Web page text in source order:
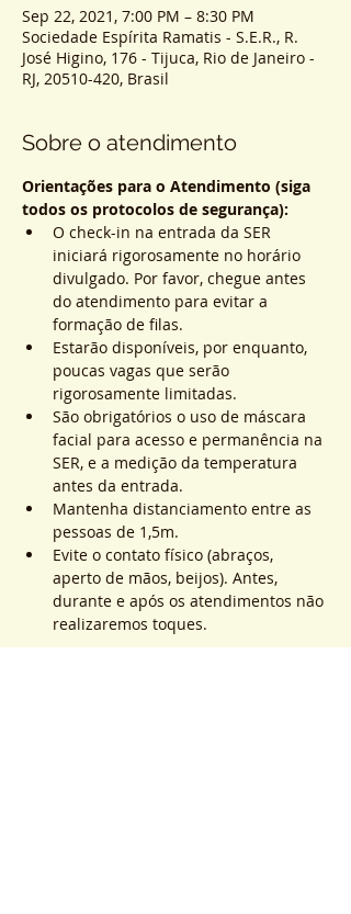
Sep 22, 2021, 7:00 PM – 8:30 PM
Sociedade Espírita Ramatis - S.E.R., R.
José Higino, 176 - Tijuca, Rio de Janeiro -
RJ, 20510-420, Brasil
Sobre o atendimento
Orientações para o Atendimento (siga
todos os protocolos de segurança):
O check-in na entrada da SER
iniciará rigorosamente no horário
divulgado. Por favor, chegue antes
do atendimento para evitar a
formação de filas.
Estarão disponíveis, por enquanto,
poucas vagas que serão
rigorosamente limitadas.
São obrigatórios o uso de máscara
facial para acesso e permanência na
SER, e a medição da temperatura
antes da entrada.
Mantenha distanciamento entre as
pessoas de 1,5m.
Evite o contato físico (abraços,
aperto de mãos, beijos). Antes,
durante e após os atendimentos não
realizaremos toques.